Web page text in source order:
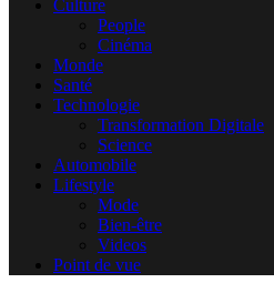
Culture
People
Cinéma
Monde
Santé
Technologie
Transformation Digitale
Science
Automobile
Lifestyle
Mode
Bien-être
Videos
Point de vue